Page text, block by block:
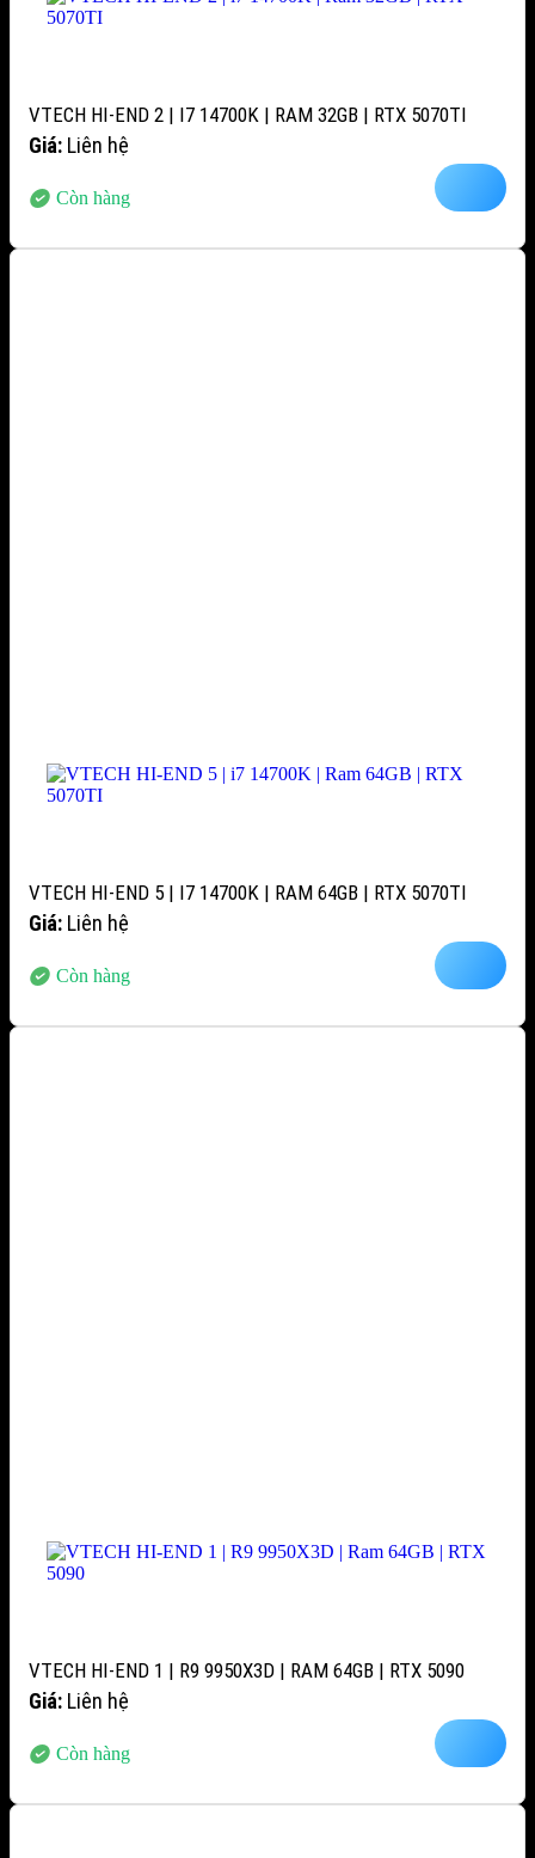
VTECH HI-END 2 | I7 14700K | RAM 32GB | RTX 5070TI
Giá: Liên hệ
Còn hàng
VTECH HI-END 5 | I7 14700K | RAM 64GB | RTX 5070TI
Giá: Liên hệ
Còn hàng
VTECH HI-END 1 | R9 9950X3D | RAM 64GB | RTX 5090
Giá: Liên hệ
Còn hàng